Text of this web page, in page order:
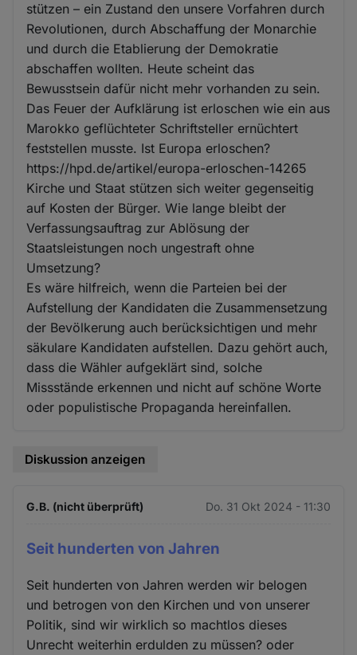
stützen – ein Zustand den unsere Vorfahren durch
Revolutionen, durch Abschaffung der Monarchie
und durch die Etablierung der Demokratie
abschaffen wollten. Heute scheint das
Bewusstsein dafür nicht mehr vorhanden zu sein.
Das Feuer der Aufklärung ist erloschen wie ein aus
Marokko geflüchteter Schriftsteller ernüchtert
feststellen musste. Ist Europa erloschen?
https://hpd.de/artikel/europa-erloschen-14265
Kirche und Staat stützen sich weiter gegenseitig
auf Kosten der Bürger. Wie lange bleibt der
Verfassungsauftrag zur Ablösung der
Staatsleistungen noch ungestraft ohne
Umsetzung?
Es wäre hilfreich, wenn die Parteien bei der
Aufstellung der Kandidaten die Zusammensetzung
der Bevölkerung auch berücksichtigen und mehr
säkulare Kandidaten aufstellen. Dazu gehört auch,
dass die Wähler aufgeklärt sind, solche
Missstände erkennen und nicht auf schöne Worte
oder populistische Propaganda hereinfallen.
Diskussion anzeigen
G.B. (nicht überprüft) Do. 31 Okt 2024 - 11:30
Seit hunderten von Jahren
Seit hunderten von Jahren werden wir belogen
und betrogen von den Kirchen und von unserer
Politik, sind wir wirklich so machtlos dieses
Unrecht weiterhin erdulden zu müssen? oder